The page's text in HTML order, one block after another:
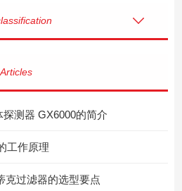
测器 GX6000的简介
工作原理
克过滤器的选型要点